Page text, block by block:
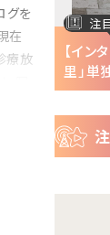
グを
在
療放
期の
注
【イン
里」単